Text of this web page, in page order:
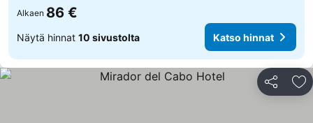
Alkaen 86 €
Näytä hinnat 10 sivustolta Katso hinnat
Jaa